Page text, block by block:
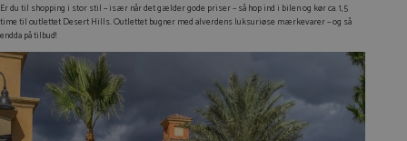
Er du til shopping i stor stil – især når det gælder gode priser – så hop ind i bilen og kør ca. 1,5
time til outlettet Desert Hills. Outlettet bugner med alverdens luksuriøse mærkevarer – og så
endda på tilbud!